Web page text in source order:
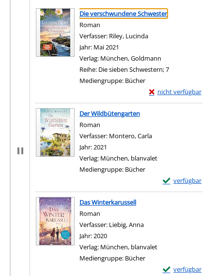
Suchergebnis
Zu den Suchfiltern springen
Die verschwundene Schwester
Roman
Verfasser: Riley, Lucinda
Jahr: Mai 2021
Verlag: München, Goldmann
Reihe: Die sieben Schwestern; 7
Mediengruppe: Bücher
nicht verfügbar
Exemplar-Details von
Zum Download von
Der Wildbütengarten
Roman
Verfasser: Montero, Carla
Jahr:2021
Verlag: München, blanvalet
Mediengruppe: Bücher
verfügbar
Exemplar-
Zum Download
Das Winterkarussell
Roman
Verfasser: Liebig, Anna
Jahr:2020
Verlag: München, blanvalet
Mediengruppe: Bücher
verfügbar
Exemplar-Details